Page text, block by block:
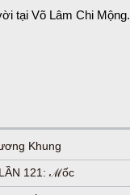
tại Võ Lâm Chi Mộng.
Khung
121: ℳốc